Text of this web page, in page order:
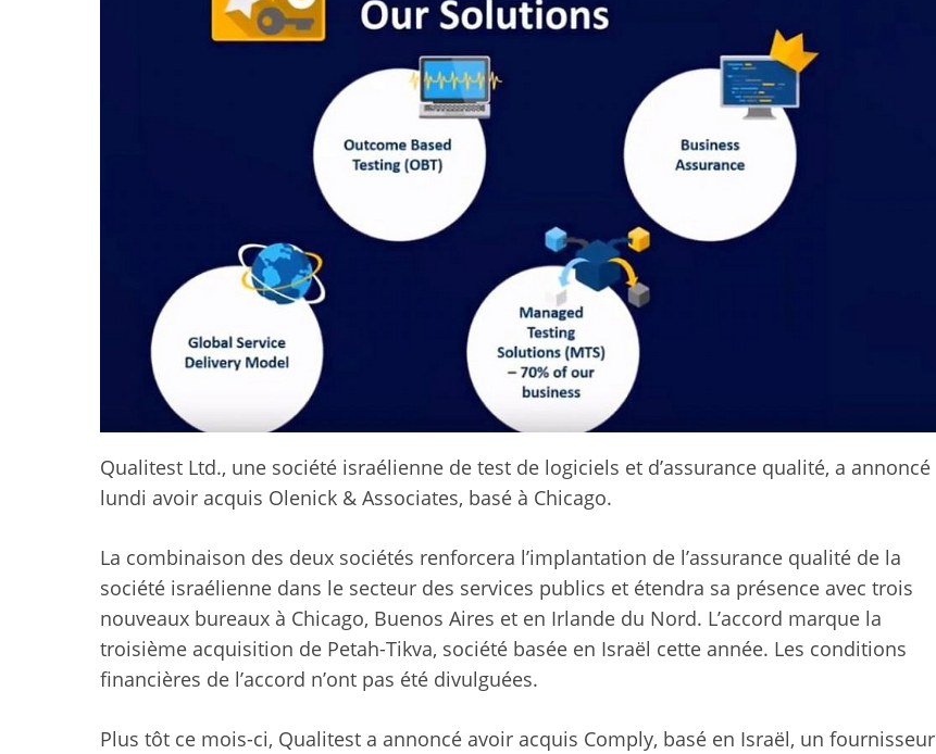
Qualitest Ltd., une société israélienne de test de logiciels et d’assurance qualité, a annoncé
lundi avoir acquis Olenick & Associates, basé à Chicago.
La combinaison des deux sociétés renforcera l’implantation de l’assurance qualité de la
société israélienne dans le secteur des services publics et étendra sa présence avec trois
nouveaux bureaux à Chicago, Buenos Aires et en Irlande du Nord. L’accord marque la
troisième acquisition de Petah-Tikva, société basée en Israël cette année. Les conditions
financières de l’accord n’ont pas été divulguées.
Plus tôt ce mois-ci, Qualitest a annoncé avoir acquis Comply, basé en Israël, un fournisseur